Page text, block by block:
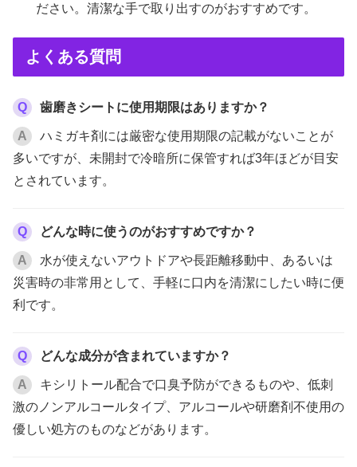
ださい。清潔な手で取り出すのがおすすめです。
よくある質問
Q 歯磨きシートに使用期限はありますか？
A
ハミガキ剤には厳密な使用期限の記載がないことが
多いですが、未開封で冷暗所に保管すれば3年ほどが目安
とされています。
Q どんな時に使うのがおすすめですか？
A
水が使えないアウトドアや長距離移動中、あるいは
災害時の非常用として、手軽に口内を清潔にしたい時に便
利です。
Q どんな成分が含まれていますか？
A
キシリトール配合で口臭予防ができるものや、低刺
激のノンアルコールタイプ、アルコールや研磨剤不使用の
優しい処方のものなどがあります。